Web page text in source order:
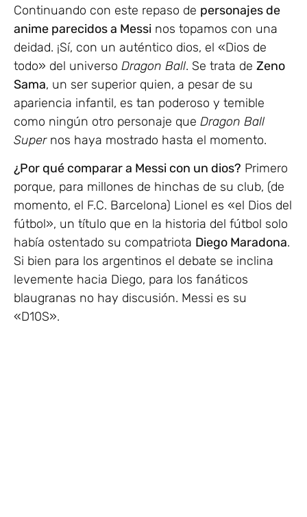
Continuando con este repaso de personajes de
anime parecidos a Messi nos topamos con una
deidad. ¡Sí, con un auténtico dios, el «Dios de
todo» del universo Dragon Ball. Se trata de Zeno
Sama, un ser superior quien, a pesar de su
apariencia infantil, es tan poderoso y temible
como ningún otro personaje que Dragon Ball
Supernos haya mostrado hasta el momento.
¿Por qué comparar a Messi con un dios? Primero
porque, para millones de hinchas de su club, (de
momento, el F.C. Barcelona) Lionel es «el Dios del
fútbol», un título que en la historia del fútbol solo
había ostentado su compatriota Diego Maradona.
Si bien para los argentinos el debate se inclina
levemente hacia Diego, para los fanáticos
blaugranas no hay discusión. Messi es su
«D10S».